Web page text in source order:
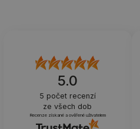
5.0
5 počet recenzí
ze všech dob
Recenze získané a ověřené uživatelem